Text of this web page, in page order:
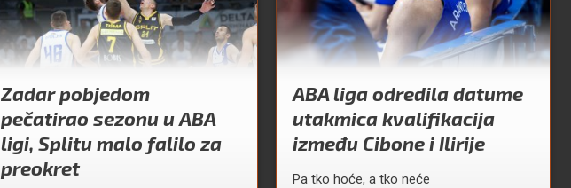
Zadar pobjedom
pečatirao sezonu u ABA
ligi, Splitu malo falilo za
preokret
ABA liga odredila datume
utakmica kvalifikacija
između Cibone i Ilirije
Pa tko hoće, a tko neće